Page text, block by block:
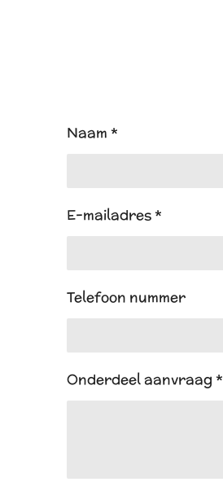
Naam *
E-mailadres *
Telefoon nummer
Onderdeel aanvraag *